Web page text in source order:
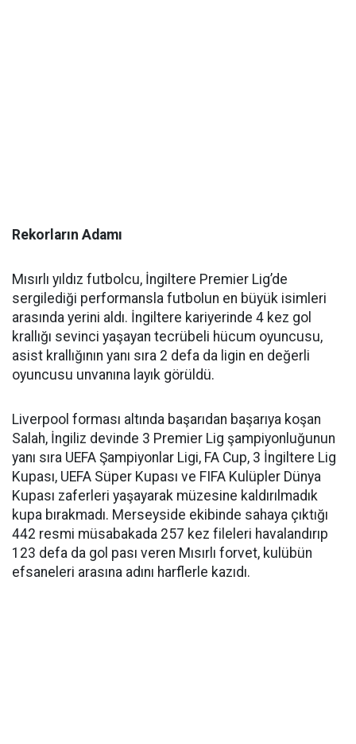
Rekorların Adamı
Mısırlı yıldız futbolcu, İngiltere Premier Lig’de
sergilediği performansla futbolun en büyük isimleri
arasında yerini aldı. İngiltere kariyerinde 4 kez gol
krallığı sevinci yaşayan tecrübeli hücum oyuncusu,
asist krallığının yanı sıra 2 defa da ligin en değerli
oyuncusu unvanına layık görüldü.
Liverpool forması altında başarıdan başarıya koşan
Salah, İngiliz devinde 3 Premier Lig şampiyonluğunun
yanı sıra UEFA Şampiyonlar Ligi, FA Cup, 3 İngiltere Lig
Kupası, UEFA Süper Kupası ve FIFA Kulüpler Dünya
Kupası zaferleri yaşayarak müzesine kaldırılmadık
kupa bırakmadı. Merseyside ekibinde sahaya çıktığı
442 resmi müsabakada 257 kez fileleri havalandırıp
123 defa da gol pası veren Mısırlı forvet, kulübün
efsaneleri arasına adını harflerle kazıdı.